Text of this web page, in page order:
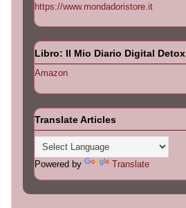
https://www.mondadoristore.it
Libro: Il Mio Diario Digital Detox
Amazon
Translate Articles
Powered by Translate